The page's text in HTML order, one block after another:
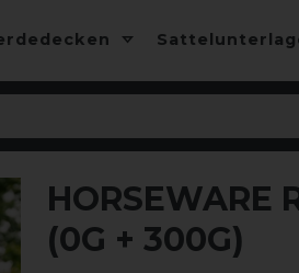
HORSEWARE
(0G + 300G)